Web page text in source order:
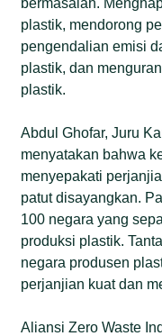
plastik, mendorong
pengendalian emisi
plastik, dan
plastik.
Abdul Ghofar, Juru
menyatakan bahwa
menyepakati
patut disayangkan.
100 negara yang
produksi plastik.
negara produsen
perjanjian kuat dan
Aliansi Zero Waste